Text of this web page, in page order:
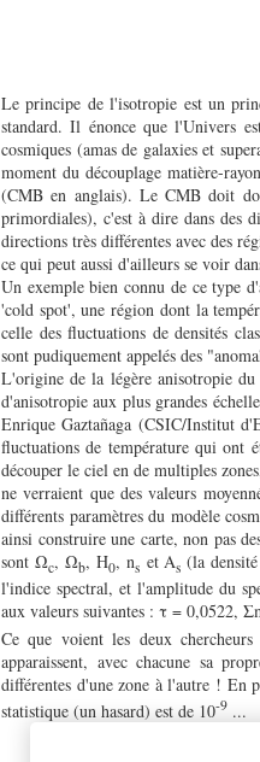
Le principe de l'isotropie est un
standard. Il énonce que l'Univers
cosmiques (amas de galaxies et
moment du découplage matière-
(CMB en anglais). Le CMB doit
primordiales), c'est à dire dans des
directions très différentes avec des
ce qui peut aussi d'ailleurs se voir
Un exemple bien connu de ce type
'cold spot', une région dont la
celle des fluctuations de densités
sont pudiquement appelés des
L'origine de la légère anisotropie du
d'anisotropie aux plus grandes
Enrique Gaztañaga (CSIC/Institut
fluctuations de température qui ont
découper le ciel en de multiples
ne verraient que des valeurs
différents paramètres du modèle
ainsi construire une carte, non pas
sont Ωc, Ωb, H0, ns et As(la
l'indice spectral, et l'amplitude du
aux valeurs suivantes : τ = 0,0522,
Ce que voient les deux
apparaissent, avec chacune sa
différentes d'une zone à l'autre ! En
statistique (un hasard) est de 10-9 ...